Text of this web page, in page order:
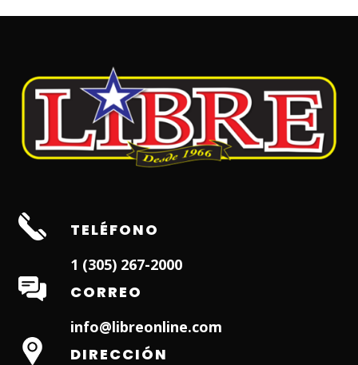
TELÉFONO
1 (305) 267-2000
CORREO
info@libreonline.com
DIRECCIÓN